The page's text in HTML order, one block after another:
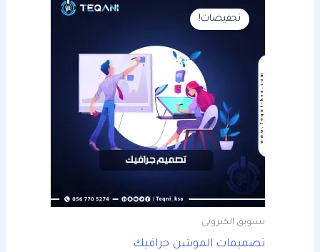
تخفيضات!
تسويق الكترونى
تصميمات الموشن جرافيك
الأصلي
هو:
الحالي